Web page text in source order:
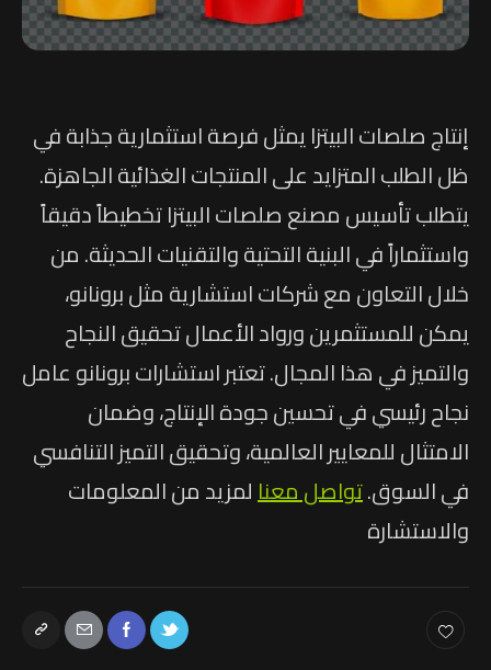
إنتاج صلصات البيتزا يمثل فرصة استثمارية جذابة في
ظل الطلب المتزايد على المنتجات الغذائية الجاهزة.
يتطلب تأسيس مصنع صلصات البيتزا تخطيطاً دقيقاً
واستثماراً في البنية التحتية والتقنيات الحديثة. من
خلال التعاون مع شركات استشارية مثل برونانو،
يمكن للمستثمرين ورواد الأعمال تحقيق النجاح
والتميز في هذا المجال. تعتبر استشارات برونانو عامل
نجاح رئيسي في تحسين جودة الإنتاج، وضمان
الامتثال للمعايير العالمية، وتحقيق التميز التنافسي
في السوق.تواصل معنالمزيد من المعلومات
والاستشارة